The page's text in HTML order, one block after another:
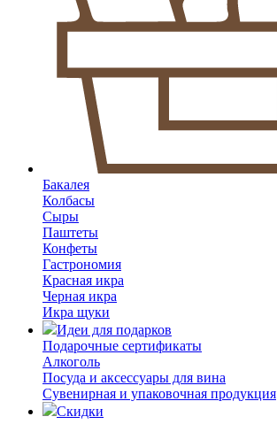
Бакалея
Колбасы
Сыры
Паштеты
Конфеты
Гастрономия
Красная икра
Черная икра
Икра щуки
Идеи для подарков
Подарочные сертификаты
Алкоголь
Посуда и аксессуары для вина
Сувенирная и упаковочная продукция
Скидки